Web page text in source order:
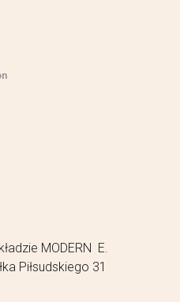
MODERN E.
Piłsudskiego 31